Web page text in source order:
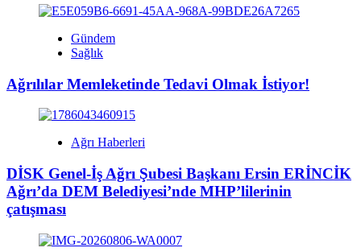
Gündem
Sağlık
Ağrılılar Memleketinde Tedavi Olmak İstiyor!
Ağrı Haberleri
DİSK Genel-İş Ağrı Şubesi Başkanı Ersin ERİNCİK
Ağrı’da DEM Belediyesi’nde MHP’lilerinin
çatışması